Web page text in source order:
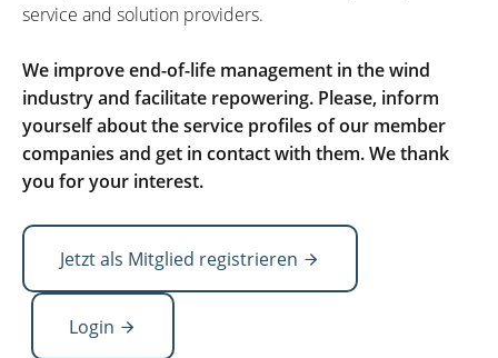
service and solution providers.
We improve end-of-life management in the wind
industry and facilitate repowering. Please, inform
yourself about the service profiles of our member
companies and get in contact with them. We thank
you for your interest.
Jetzt als Mitglied registrieren
Login